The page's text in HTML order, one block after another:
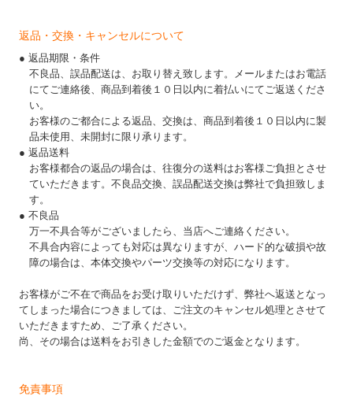
返品・交換・キャンセルについて
● 返品期限・条件
不良品、誤品配送は、お取り替え致します。メールまたはお電話
にてご連絡後、商品到着後１０日以内に着払いにてご返送くださ
い。
お客様のご都合による返品、交換は、商品到着後１０日以内に製
品未使用、未開封に限り承ります。
● 返品送料
お客様都合の返品の場合は、往復分の送料はお客様ご負担とさせ
ていただきます。不良品交換、誤品配送交換は弊社で負担致しま
す。
● 不良品
万一不具合等がございましたら、当店へご連絡ください。
不具合内容によっても対応は異なりますが、ハード的な破損や故
障の場合は、本体交換やパーツ交換等の対応になります。
お客様がご不在で商品をお受け取りいただけず、弊社へ返送となっ
てしまった場合につきましては、ご注文のキャンセル処理とさせて
いただきますため、ご了承ください。
尚、その場合は送料をお引きした金額でのご返金となります。
免責事項